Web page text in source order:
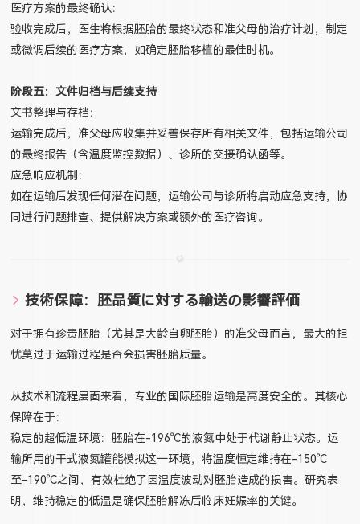
医疗方案的最终确认：
验收完成后，医生将根据胚胎的最终状态和准父母的治疗计划，制定
或微调后续的医疗方案，如确定胚胎移植的最佳时机。
阶段五：文件归档与后续支持
文书整理与存档：
运输完成后，准父母应收集并妥善保存所有相关文件，包括运输公司
的最终报告（含温度监控数据）、诊所的交接确认函等。
应急响应机制：
如在运输后发现任何潜在问题，运输公司与诊所将启动应急支持，协
同进行问题排查、提供解决方案或额外的医疗咨询。
技術保障：胚品質に対する輸送の影響評価
对于拥有珍贵胚胎（尤其是大龄自卵胚胎）的准父母而言，最大的担
忧莫过于运输过程是否会损害胚胎质量。
从技术和流程层面来看，专业的国际胚胎运输是高度安全的。其核心
保障在于：
稳定的超低温环境：胚胎在-196°C的液氮中处于代谢静止状态。运
输所用的干式液氮罐能模拟这一环境，将温度恒定维持在-150°C
至-190°C之间，有效杜绝了因温度波动对胚胎造成的损害。研究表
明，维持稳定的低温是确保胚胎解冻后临床妊娠率的关键。